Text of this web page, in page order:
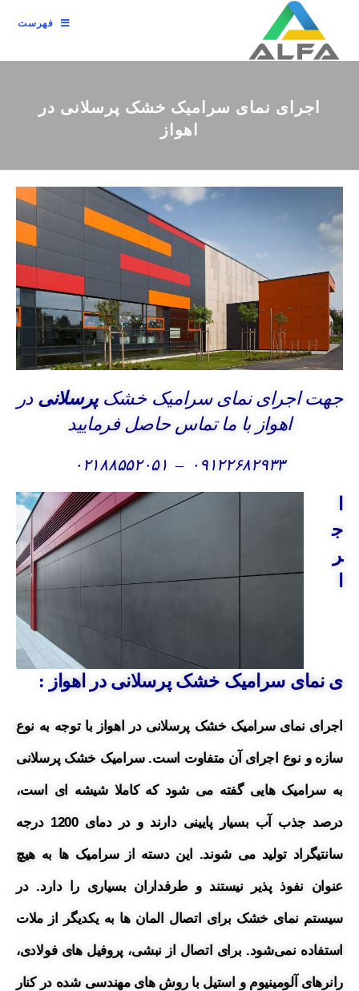
فهرست
اجرای نمای سرامیک خشک پرسلانی در
اهواز
جهت اجرای نمای سرامیک خشکپرسلانی در
اهواز با ما تماس حاصل فرمایید
۰۹۱۲۲۶۸۲۹۳۳ – ۰۲۱۸۸۵۵۲۰۵۱
ج
ر
ی نمای سرامیک خشک پرسلانی در اهواز :
اجرای نمای سرامیک خشک پرسلانی در اهواز با توجه به نوع
سازه و نوع اجرای آن متفاوت است. سرامیک خشک پرسلانی
به سرامیک هایی گفته می شود که کاملا شیشه ای است،
درصد جذب آب بسیار پایینی دارند و در دمای 1200 درجه
سانتیگراد تولید می شوند. این دسته از سرامیک ها به هیچ
عنوان نفوذ پذیر نیستند و طرفداران بسیاری را دارد.در
سیستم نمای خشک برای اتصال المان ها به یکدیگر از ملات
استفاده نمی‌شود. برای اتصال از نبشی، پروفیل های فولادی،
رانرهای آلومینیوم و استیل با روش های مهندسی شده در کنار